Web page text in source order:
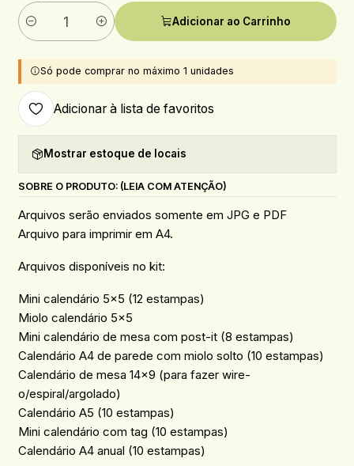
Quantidade
Adicionar ao Carrinho
Só pode comprar no máximo 1 unidades
Adicionar à lista de favoritos
Mostrar estoque de locais
SOBRE O PRODUTO: (LEIA COM ATENÇÃO)
Arquivos serão enviados somente em JPG e PDF
Arquivo para imprimir em A4.
Arquivos disponíveis no kit:
Mini calendário 5x5 (12 estampas)
Miolo calendário 5x5
Mini calendário de mesa com post-it (8 estampas)
Calendário A4 de parede com miolo solto (10 estampas)
Calendário de mesa 14x9 (para fazer wire-
o/espiral/argolado)
Calendário A5 (10 estampas)
Mini calendário com tag (10 estampas)
Calendário A4 anual (10 estampas)